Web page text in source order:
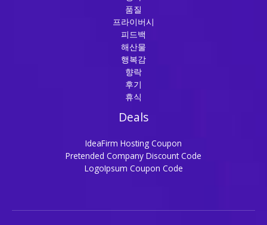
품질
프라이버시
피드백
해산물
행복감
향락
후기
휴식
Deals
IdeaFirm Hosting Coupon
Pretended Company Discount Code
LogoIpsum Coupon Code